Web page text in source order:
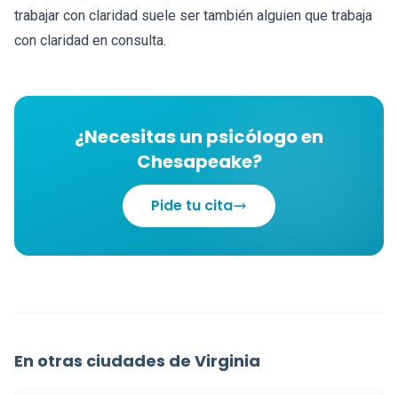
trabajar con claridad suele ser también alguien que trabaja
con claridad en consulta.
¿Necesitas un psicólogo en
Chesapeake?
Pide tu cita
En otras ciudades de Virginia